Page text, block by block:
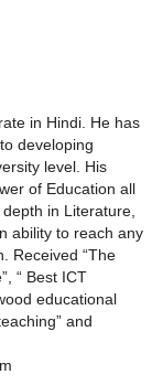
in Hindi. He has
developing
level. His
of Education all
in Literature,
ability to reach any
Received “The
“ Best ICT
educational
and